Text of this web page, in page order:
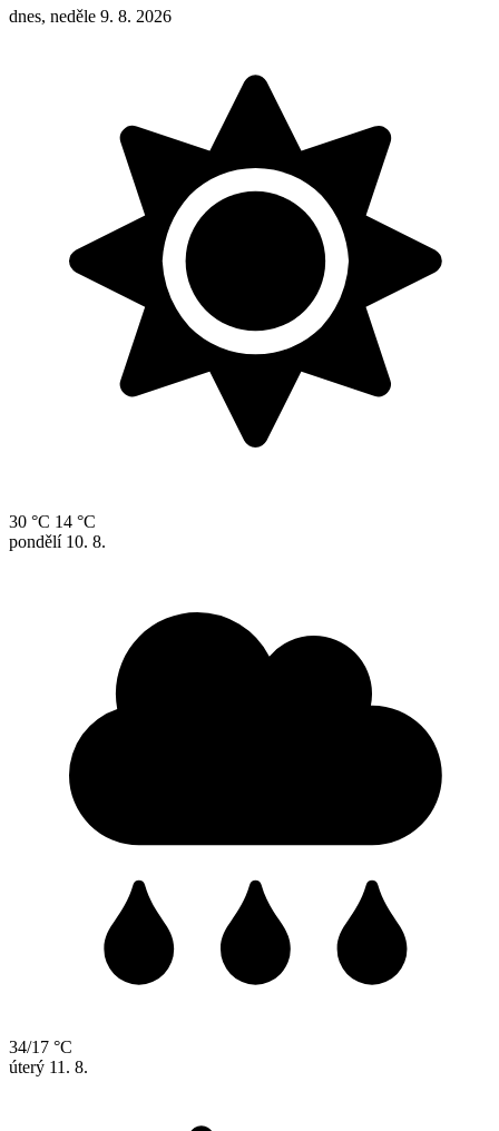
dnes, neděle 9. 8. 2026
30 °C 14 °C
pondělí 10. 8.
34/17 °C
úterý 11. 8.